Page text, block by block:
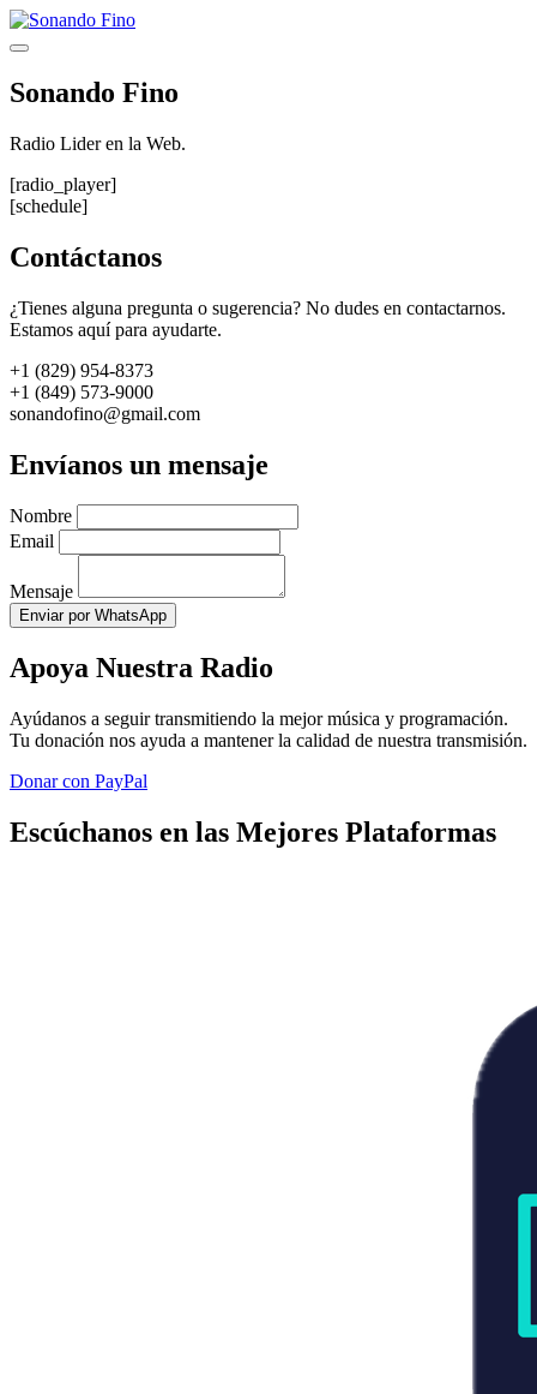
Saltar
al
Menú
Sonando Fino
Radio Lider en la Web.
[radio_player]
[schedule]
Contáctanos
¿Tienes alguna pregunta o sugerencia? No dudes en contactarnos.
Estamos aquí para ayudarte.
+1 (829) 954-8373
+1 (849) 573-9000
sonandofino@gmail.com
Envíanos un mensaje
Nombre
Email
Mensaje
Enviar por WhatsApp
Apoya Nuestra Radio
Ayúdanos a seguir transmitiendo la mejor música y programación.
Tu donación nos ayuda a mantener la calidad de nuestra transmisión.
Donar con PayPal
Escúchanos en las Mejores Plataformas